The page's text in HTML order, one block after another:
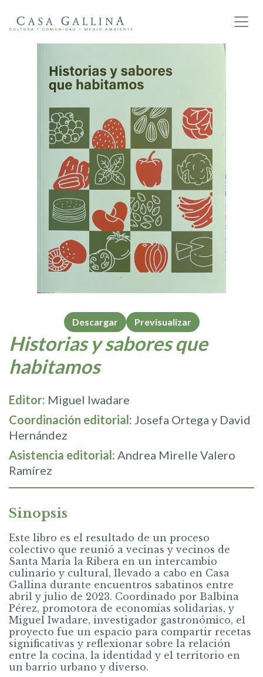
Descargar Previsualizar
Historias y sabores que
habitamos
Editor: Miguel Iwadare
Coordinación editorial: Josefa Ortega y David
Hernández
Asistencia editorial: Andrea Mirelle Valero
Ramírez
Sinopsis
Este libro es el resultado de un proceso
colectivo que reunió a vecinas y vecinos de
Santa María la Ribera en un intercambio
culinario y cultural, llevado a cabo en Casa
Gallina durante encuentros sabatinos entre
abril y julio de 2023. Coordinado por Balbina
Pérez, promotora de economías solidarias, y
Miguel Iwadare, investigador gastronómico, el
proyecto fue un espacio para compartir recetas
significativas y reflexionar sobre la relación
entre la cocina, la identidad y el territorio en
un barrio urbano y diverso.